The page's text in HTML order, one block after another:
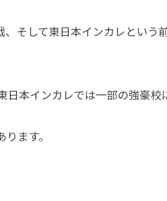
そして東日本インカレとい
本インカレでは一部の強豪
ます。